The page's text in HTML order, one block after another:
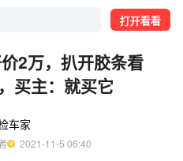
打开看看
2万，扒开胶条看
买主：就买它
车家
  2021-11-5 06:40